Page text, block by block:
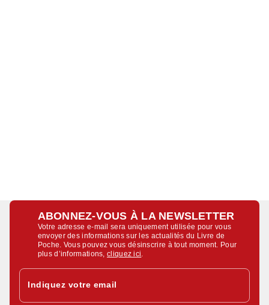
ABONNEZ-VOUS À LA NEWSLETTER
Votre adresse e-mail sera uniquement utilisée pour vous
envoyer des informations sur les actualités du Livre de
Poche. Vous pouvez vous désinscrire à tout moment. Pour
plus d’informations,cliquez ici
Indiquez votre email